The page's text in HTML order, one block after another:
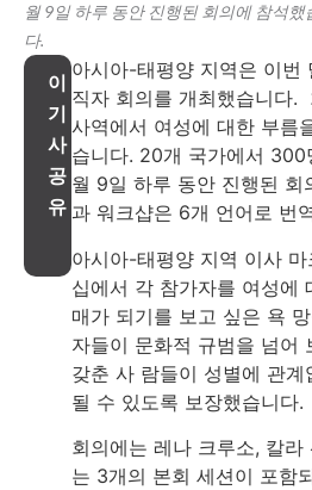
월 9일 하루 동안 진행된 회의에 참석했
다.
이
기
사
공
유
아시아-태평양 지역은 이번
직자 회의를 개최했습니다.
사역에서 여성에 대한 부름
습니다. 20개 국가에서
월 9일 하루 동안 진행된 회
과 워크샵은 6개 언어로 번
아시아-태평양 지역 이사
십에서 각 참가자를 여성에
매가 되기를 보고 싶은 욕
자들이 문화적 규범을 넘어
갖춘 사 람들이 성별에 관
될 수 있도록 보장했습니다.
회의에는 레나 크루소, 칼
는 3개의 본회 세션이 포함